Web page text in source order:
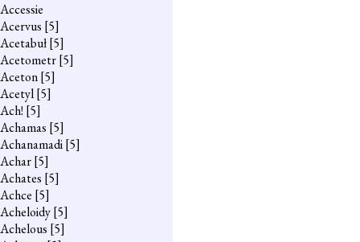
Accessie
Acervus [5]
Acetabuł[5]
Acetometr[5]
Aceton[5]
Acetyl[5]
Ach! [5]
Achamas [5]
Achanamadi[5]
Achar[5]
Achates [5]
Achce [5]
Acheloidy[5]
Achelous [5]